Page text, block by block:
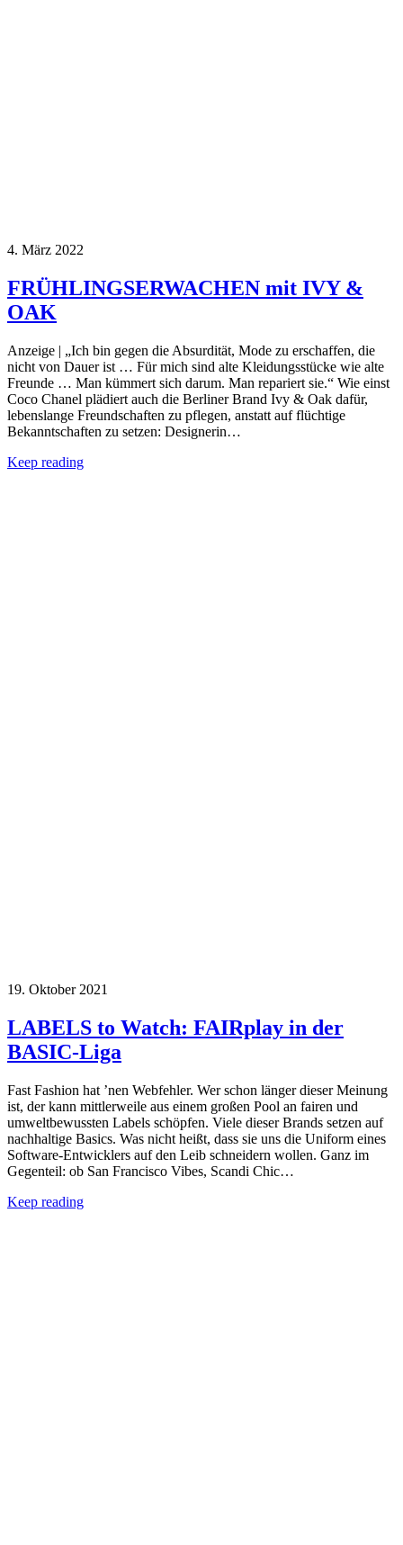
4. März 2022
FRÜHLINGSERWACHEN mit IVY &
OAK
Anzeige | „Ich bin gegen die Absurdität, Mode zu erschaffen, die
nicht von Dauer ist … Für mich sind alte Kleidungsstücke wie alte
Freunde … Man kümmert sich darum. Man repariert sie.“ Wie einst
Coco Chanel plädiert auch die Berliner Brand Ivy & Oak dafür,
lebenslange Freundschaften zu pflegen, anstatt auf flüchtige
Bekanntschaften zu setzen: Designerin…
Keep reading
19. Oktober 2021
LABELS to Watch: FAIRplay in der
BASIC-Liga
Fast Fashion hat ’nen Webfehler. Wer schon länger dieser Meinung
ist, der kann mittlerweile aus einem großen Pool an fairen und
umweltbewussten Labels schöpfen. Viele dieser Brands setzen auf
nachhaltige Basics. Was nicht heißt, dass sie uns die Uniform eines
Software-Entwicklers auf den Leib schneidern wollen. Ganz im
Gegenteil: ob San Francisco Vibes, Scandi Chic…
Keep reading